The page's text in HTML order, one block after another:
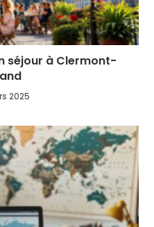
séjour à Clermont-
2025